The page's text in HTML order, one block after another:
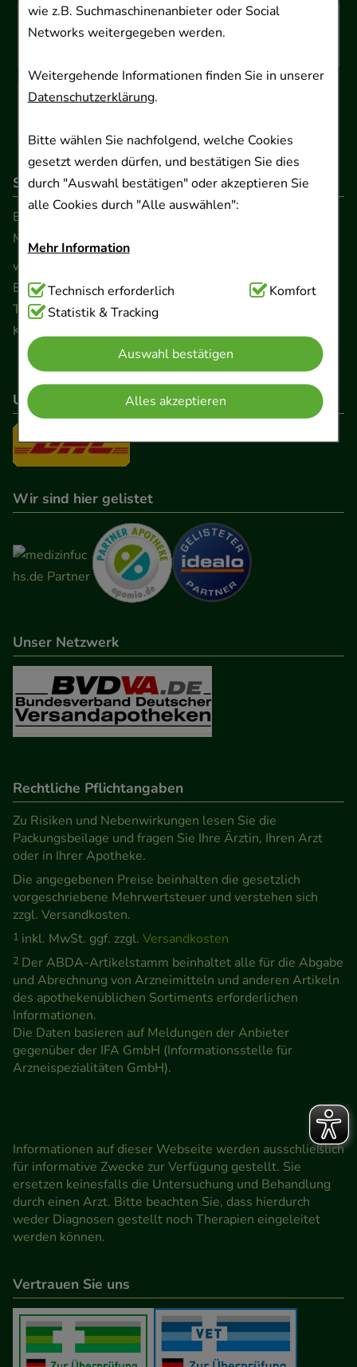
wie z.B. Suchmaschinenanbieter oder Social
Networks weitergegeben werden.
Weitergehende Informationen finden Sie in unserer
Datenschutzerklärung.
Bitte wählen Sie nachfolgend, welche Cookies
gesetzt werden dürfen, und bestätigen Sie dies
durch "Auswahl bestätigen" oder akzeptieren Sie
alle Cookies durch "Alle auswählen":
Mehr Information
Technisch Notwendig:Hierbei handelt es sich um
Cookies, die für die Grundfunktionen unserer
Website notwendig sind (z.B. Navigation,
Warenkorb, Kundenkonto), weshalb auf diese nicht
verzichtet werden kann.
Komfort:Diese Cookies werden genutzt um das
Einkaufserlebnis noch ansprechender zu gestalten,
beispielsweise für die Wiedererkennung des
Verhaltensweisen (z.B. Spracheinstellung)
anzupassen. Komfort-Cookies ermöglichen es uns
auch auf Ihre Bedürfnisse zugeschrittene Inhalte
anzuzeigen und unser Partnerprogramm zu
Statistik & Tracking:
Informationen über die Art und Weise der Nutzung
unserer Website sammeln, mit deren Hilfe wir
unsere Website weiter für Sie optimieren können,
den Inhalt auf unserer Website aber auch die
teilweise an Dritte wie z.B. Google oder soziale
Medien übertragen werden.
Technisch erforderlich
Komfort
Statistik & Tracking
Auswahl bestätigen
Alles akzeptieren
So erreichen Sie uns
Beratung und Kundenservice:
Montag - Freitag von 9.00 bis 17.00 Uhr
www.ApoSalis.de
Ernst-August-Platz 2 · 30159 Hannover
Telefon 0511 89 71 80 0 · Fax 0511 89 71 80 11
Kontaktformular
Unser Versanddienstleister
Wir sind hier gelistet
Unser Netzwerk
Rechtliche Pflichtangaben
Zu Risiken und Nebenwirkungen lesen Sie die
Packungsbeilage und fragen Sie Ihre Ärztin, Ihren Arzt
oder in Ihrer Apotheke.
Die angegebenen Preise beinhalten die gesetzlich
vorgeschriebene Mehrwertsteuer und verstehen sich
zzgl. Versandkosten.
1 inkl. MwSt. ggf. zzgl. Versandkosten
2 Der ABDA-Artikelstamm beinhaltet alle für die Abgabe
und Abrechnung von Arzneimitteln und anderen Artikeln
des apothekenüblichen Sortiments erforderlichen
Informationen.
Die Daten basieren auf Meldungen der Anbieter
gegenüber der IFA GmbH (Informationsstelle für
Arzneispezialitäten GmbH).
Informationen auf dieser Webseite werden ausschließlich
für informative Zwecke zur Verfügung gestellt. Sie
ersetzen keinesfalls die Untersuchung und Behandlung
durch einen Arzt. Bitte beachten Sie, dass hierdurch
weder Diagnosen gestellt noch Therapien eingeleitet
werden können.
Vertrauen Sie uns